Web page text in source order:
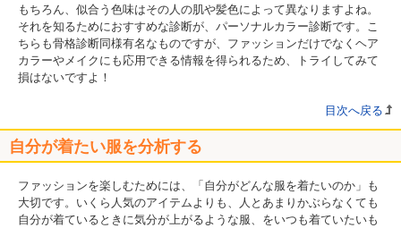
もちろん、似合う色味はその人の肌や髪色によって異なりますよね。
それを知るためにおすすめな診断が、パーソナルカラー診断です。こ
ちらも骨格診断同様有名なものですが、ファッションだけでなくヘア
カラーやメイクにも応用できる情報を得られるため、トライしてみて
損はないですよ！
目次へ戻る
自分が着たい服を分析する
ファッションを楽しむためには、「自分がどんな服を着たいのか」も
大切です。いくら人気のアイテムよりも、人とあまりかぶらなくても
自分が着ているときに気分が上がるような服、をいつも着ていたいも